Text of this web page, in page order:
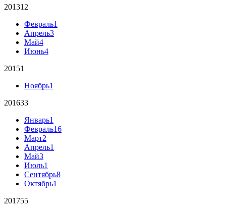
201312
Февраль1
Апрель3
Май4
Июнь4
20151
Ноябрь1
201633
Январь1
Февраль16
Март2
Апрель1
Май3
Июль1
Сентябрь8
Октябрь1
201755